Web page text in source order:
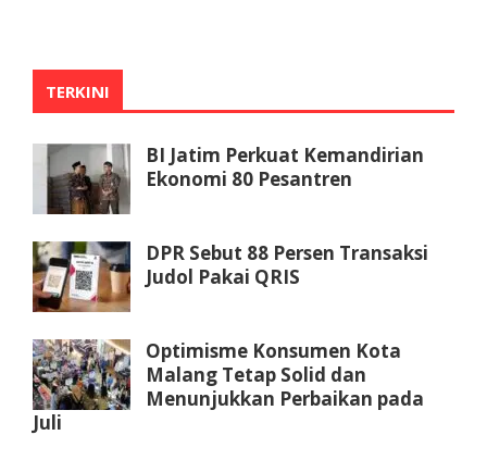
TERKINI
BI Jatim Perkuat Kemandirian
Ekonomi 80 Pesantren
DPR Sebut 88 Persen Transaksi
Judol Pakai QRIS
Optimisme Konsumen Kota
Malang Tetap Solid dan
Menunjukkan Perbaikan pada
Juli